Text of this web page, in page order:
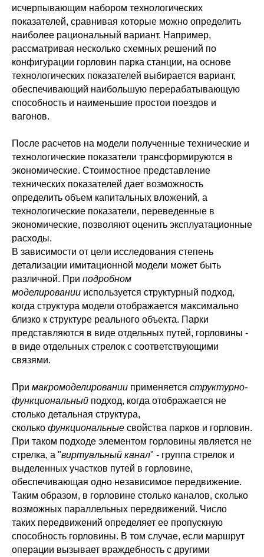
исчерпывающим набором технологических
показателей, сравнивая которые можно определить
наиболее рациональный вариант. Например,
рассматривая несколько схемных решений по
конфигурации горловин парка станции, на основе
технологических показателей выбирается вариант,
обеспечивающий наибольшую перерабатывающую
способность и наименьшие простои поездов и
вагонов.
После расчетов на модели полученные технические и
технологические показатели трансформируются в
экономические. Стоимостное представление
технических показателей дает возможность
определить объем капитальных вложений, а
технологические показатели, переведенные в
экономические, позволяют оценить эксплуатационные
расходы.
В зависимости от цели исследования степень
детализации имитационной модели может быть
различной. При подробном
моделировании используется структурный подход,
когда структура модели отображается максимально
близко к структуре реального объекта. Парки
представляются в виде отдельных путей, горловины -
в виде отдельных стрелок с соответствующими
связями.
При макромоделировании применяется структурно-
функциональный подход, когда отображается не
столько детальная структура,
сколько функциональные свойства парков и горловин.
При таком подходе элементом горловины является не
стрелка, а "виртуальный канал" - группа стрелок и
выделенных участков путей в горловине,
обеспечивающая одно независимое передвижение.
Таким образом, в горловине столько каналов, сколько
возможных параллельных передвижений. Число
таких передвижений определяет ее пропускную
способность горловины. В том случае, если маршрут
операции вызывает враждебность с другими